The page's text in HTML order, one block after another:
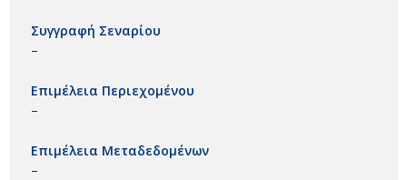
Συγγραφή Σεναρίου
–
Επιμέλεια Περιεχομένου
–
Επιμέλεια Μεταδεδομένων
–